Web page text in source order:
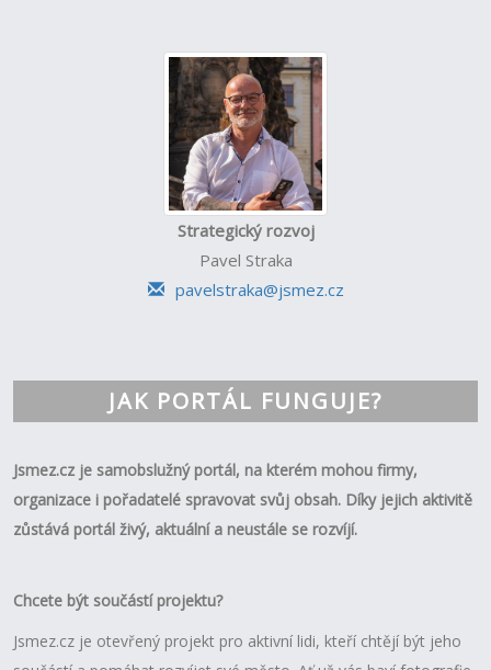
Strategický rozvoj
Pavel Straka
pavelstraka@jsmez.cz
JAK PORTÁL FUNGUJE?
Jsmez.cz je samobslužný portál, na kterém mohou firmy,
organizace i pořadatelé spravovat svůj obsah. Díky jejich aktivitě
zůstává portál živý, aktuální a neustále se rozvíjí.
Chcete být součástí projektu?
Jsmez.cz je otevřený projekt pro aktivní lidi, kteří chtějí být jeho